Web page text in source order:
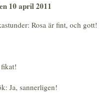
10 april 2011
Rosa är fint, och gott!
Ja, sannerligen!